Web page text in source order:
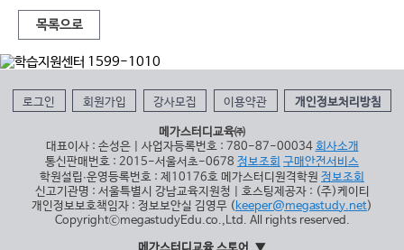
목록으로
로그인 회원가입 강사모집 이용약관 개인정보처리방침
메가스터디교육㈜
대표이사 : 손성은 | 사업자등록번호 : 780-87-00034 회사소개
통신판매번호 : 2015-서울서초-0678 정보조회 구매안전서비스
학원설립∙운영등록번호 : 제10176호 메가스터디원격학원 정보조회
신고기관명 : 서울특별시 강남교육지원청 | 호스팅제공자 : (주)케이티
개인정보보호책임자 : 정보보안실 김영무 (keeper@megastudy.net)
CopyrightⓒmegastudyEdu.co.,Ltd. All rights reserved.